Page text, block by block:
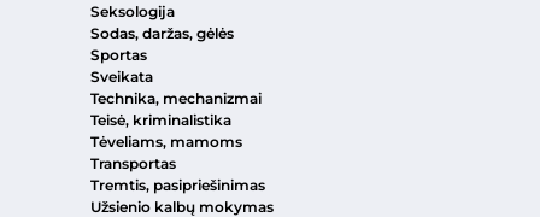
Seksologija
Sodas, daržas, gėlės
Sportas
Sveikata
Technika, mechanizmai
Teisė, kriminalistika
Tėveliams, mamoms
Transportas
Tremtis, pasipriešinimas
Užsienio kalbų mokymas